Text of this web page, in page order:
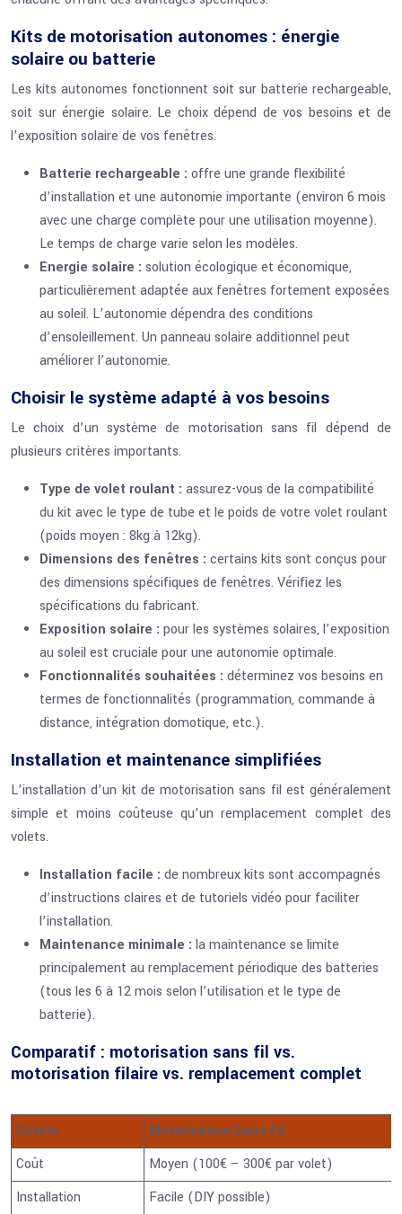
Kits de motorisation autonomes : énergie
solaire ou batterie
Les kits autonomes fonctionnent soit sur batterie rechargeable,
soit sur énergie solaire. Le choix dépend de vos besoins et de
l’exposition solaire de vos fenêtres.
Batterie rechargeable : offre une grande flexibilité
d’installation et une autonomie importante (environ 6 mois
avec une charge complète pour une utilisation moyenne).
Le temps de charge varie selon les modèles.
Energie solaire : solution écologique et économique,
particulièrement adaptée aux fenêtres fortement exposées
au soleil. L’autonomie dépendra des conditions
d’ensoleillement. Un panneau solaire additionnel peut
améliorer l’autonomie.
Choisir le système adapté à vos besoins
Le choix d’un système de motorisation sans fil dépend de
plusieurs critères importants.
Type de volet roulant : assurez-vous de la compatibilité
du kit avec le type de tube et le poids de votre volet roulant
(poids moyen : 8kg à 12kg).
Dimensions des fenêtres : certains kits sont conçus pour
des dimensions spécifiques de fenêtres. Vérifiez les
spécifications du fabricant.
Exposition solaire : pour les systèmes solaires, l’exposition
au soleil est cruciale pour une autonomie optimale.
Fonctionnalités souhaitées : déterminez vos besoins en
termes de fonctionnalités (programmation, commande à
distance, intégration domotique, etc.).
Installation et maintenance simplifiées
L’installation d’un kit de motorisation sans fil est généralement
simple et moins coûteuse qu’un remplacement complet des
volets.
Installation facile : de nombreux kits sont accompagnés
d’instructions claires et de tutoriels vidéo pour faciliter
l’installation.
Maintenance minimale : la maintenance se limite
principalement au remplacement périodique des batteries
(tous les 6 à 12 mois selon l’utilisation et le type de
batterie).
Comparatif : motorisation sans fil vs.
motorisation filaire vs. remplacement complet
Critère
Motorisation Sans Fil
Coût
Moyen (100€ – 300€ par volet)
Installation
Facile (DIY possible)